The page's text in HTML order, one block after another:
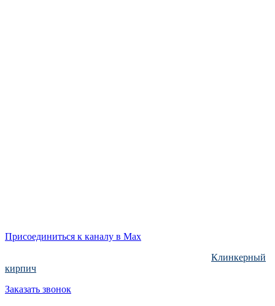
Присоединиться к каналу в Max
Клинкерный
кирпич
Заказать звонок